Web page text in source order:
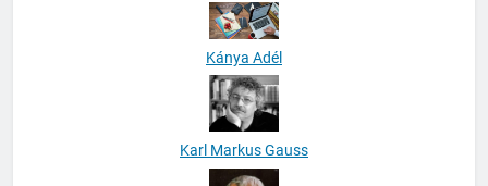
Kánya Adél
Karl Markus Gauss